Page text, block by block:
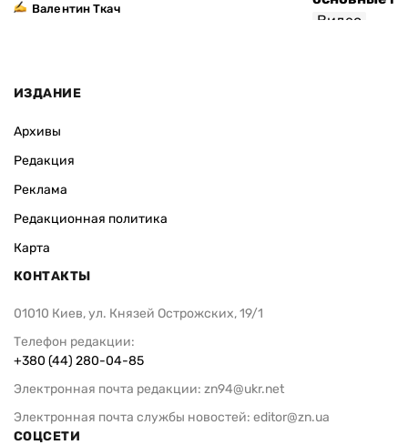
Валентин Ткач
Видео
ИЗДАНИЕ
Архивы
Редакция
Реклама
Редакционная политика
Карта
КОНТАКТЫ
01010 Киев, ул. Князей Острожских, 19/1
Телефон редакции:
+380 (44) 280-04-85
Электронная почта редакции: zn94@ukr.net
Электронная почта службы новостей: editor@zn.ua
СОЦСЕТИ